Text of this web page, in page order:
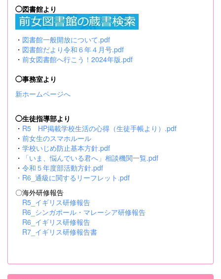
◯図書館より
・ 図書館一般開放について.pdf
・ 図書館だより令和６年４月号.pdf
・ 前女図書館へ行こう！2024年版.pdf
◯事務室より
新ホームページへ
◯生徒指導部より
・ R5 HP掲載学校生活の心得（生徒手帳より）.pdf
・ 前女生のスマホルール
・ 学校いじめ防止基本方針.pdf
・
「いま、悩んでいる君へ」相談機関一覧.pdf
・ 令和５年度部活動方針.pdf
・ R6_通級に関するリーフレット.pdf
〇海外研修報告
R5_イギリス研修報告
R6_シンガポール・マレーシア研修報告
R6_イギリス研修報告
R7_イギリス研修報告書